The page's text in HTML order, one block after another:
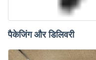
पैकेजिंग और डिलिवरी